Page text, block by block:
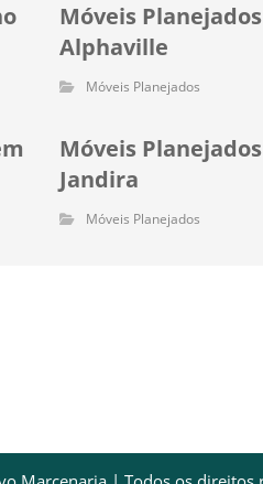
Móveis
Alphaville
Móveis Planejados
Móveis
Jandira
Móveis Planejados